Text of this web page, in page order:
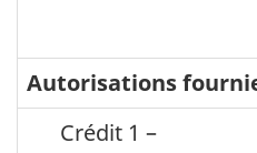
Autorisations
Crédit 1 –